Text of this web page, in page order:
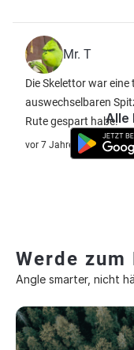
Mr. T
Die Skelettor war
auswechselbaren
Rute gespart habe.
vor 7 Jahre
Alle
Werde
Angle smarter, nicht